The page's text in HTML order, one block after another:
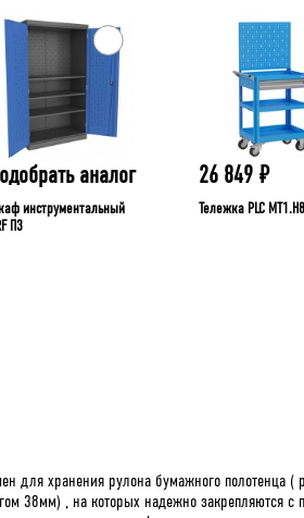
аналог
инструментальный
П3
26 849 ₽
Тележка PLC
для хранения рулона бумажного
38мм) , на которых надежно закрепляются с